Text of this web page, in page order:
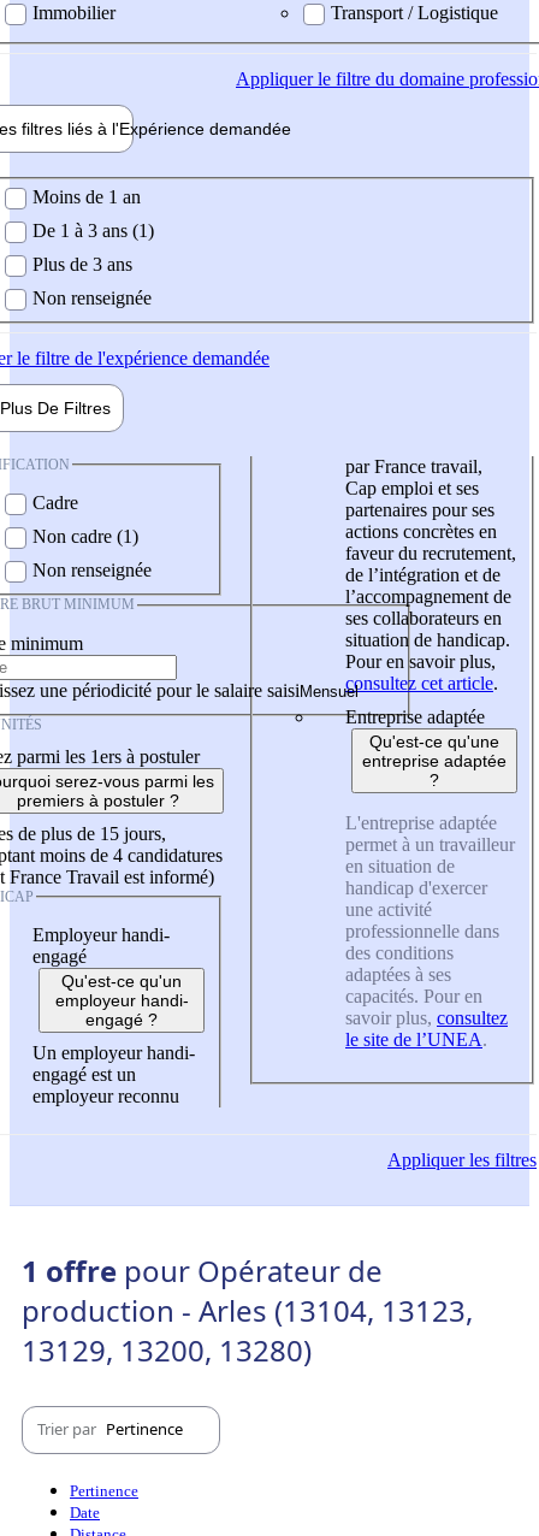
Immobilier
Transport / Logistique
Appliquerle filtre du domaine
filtres liés à l'Expérience demandée
demandée
Moins de 1 an
De 1 à 3 ans (1)
Plus de 3 ans
Non renseignée
le filtre de l'expérience demandée
Plus De Filtres
Cadre
Non cadre (1)
Non renseignée
BRUT MINIMUM
minimum
une périodicité pour le salaire saisi
parmi les 1ers à postuler
serez-vous parmi les
premiers à postuler ?
de plus de 15 jours,
moins de 4 candidatures
France Travail est informé)
Employeur handi-
engagé
Qu'est-ce qu'un
employeur handi-
engagé ?
Un employeur handi-
engagé est un
employeur reconnu
par France travail,
Cap emploi et ses
partenaires pour ses
actions concrètes en
faveur du recrutement,
de l’intégration et de
l’accompagnement de
ses collaborateurs en
situation de handicap.
Pour en savoir plus,
consultez cet article.
Entreprise adaptée
Qu'est-ce qu'une
entreprise adaptée
?
L'entreprise adaptée
permet à un travailleur
en situation de
handicap d'exercer
une activité
professionnelle dans
des conditions
adaptées à ses
capacités. Pour en
savoir plus, consultez
le site de l’UNEA.
Appliquerles filtres
1 offre pour Opérateur de
production - Arles (13104, 13123,
13129, 13200, 13280)
Trier par Pertinence
Pertinence
Date